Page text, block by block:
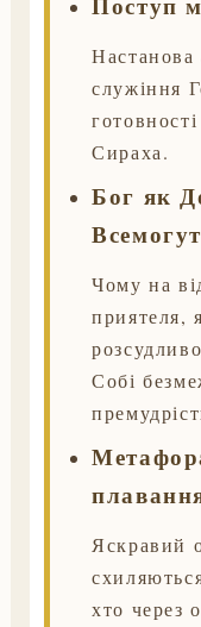
служіння
Сираха.
Бог як
Чому на
приятеля,
Собі
Яскравий
хто через